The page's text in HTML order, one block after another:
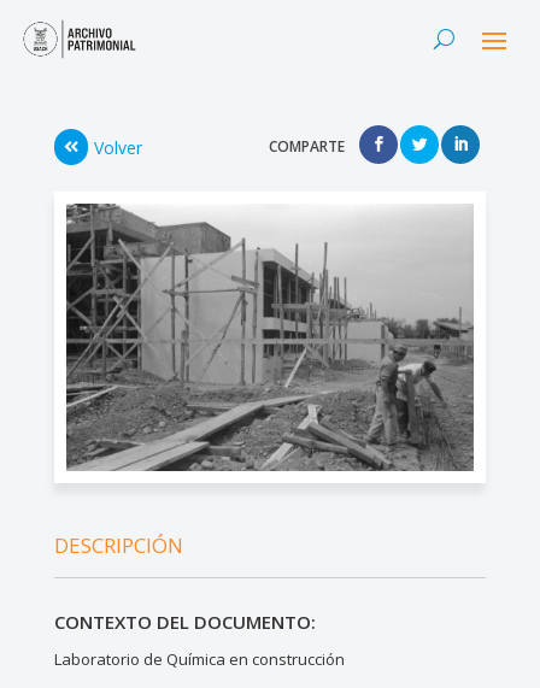
Volver COMPARTE
DESCRIPCIÓN
CONTEXTO DEL DOCUMENTO:
Laboratorio de Química en construcción